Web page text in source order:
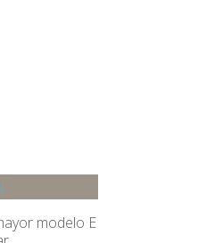
modelo E